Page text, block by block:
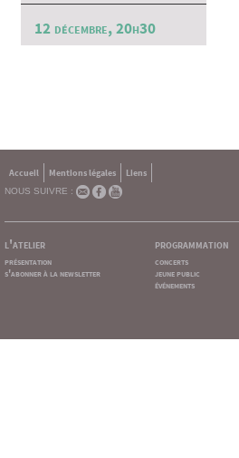
12 décembre, 20h30
Accueil Mentions légales
Liens
NOUS SUIVRE :
l'atelier
présentation
s'abonner à la newsletter
programmation
concerts
jeune public
événements